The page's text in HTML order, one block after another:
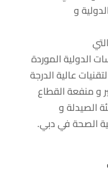
الدوليةو
الدوليةالموردة
عاليةالدرجة
ومنفعةالقطاع
الصيدلة و
الصحة في دبي.